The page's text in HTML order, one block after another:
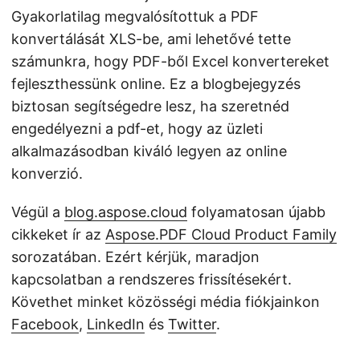
Gyakorlatilag megvalósítottuk a PDF
konvertálását XLS-be, ami lehetővé tette
számunkra, hogy PDF-ből Excel konvertereket
fejleszthessünk online. Ez a blogbejegyzés
biztosan segítségedre lesz, ha szeretnéd
engedélyezni a pdf-et, hogy az üzleti
alkalmazásodban kiváló legyen az online
konverzió.
Végül a blog.aspose.cloud folyamatosan újabb
cikkeket ír az Aspose.PDF Cloud Product Family
sorozatában. Ezért kérjük, maradjon
kapcsolatban a rendszeres frissítésekért.
Követhet minket közösségi média fiókjainkon
Facebook, LinkedIn és Twitter.